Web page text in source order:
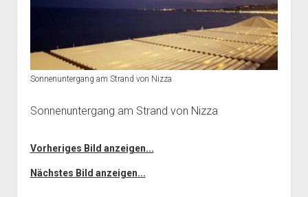
dropdown
menu
Sonnenuntergang am Strand von Nizza
Sonnenuntergang am Strand von Nizza
Vorheriges Bild anzeigen...
Nächstes Bild anzeigen...